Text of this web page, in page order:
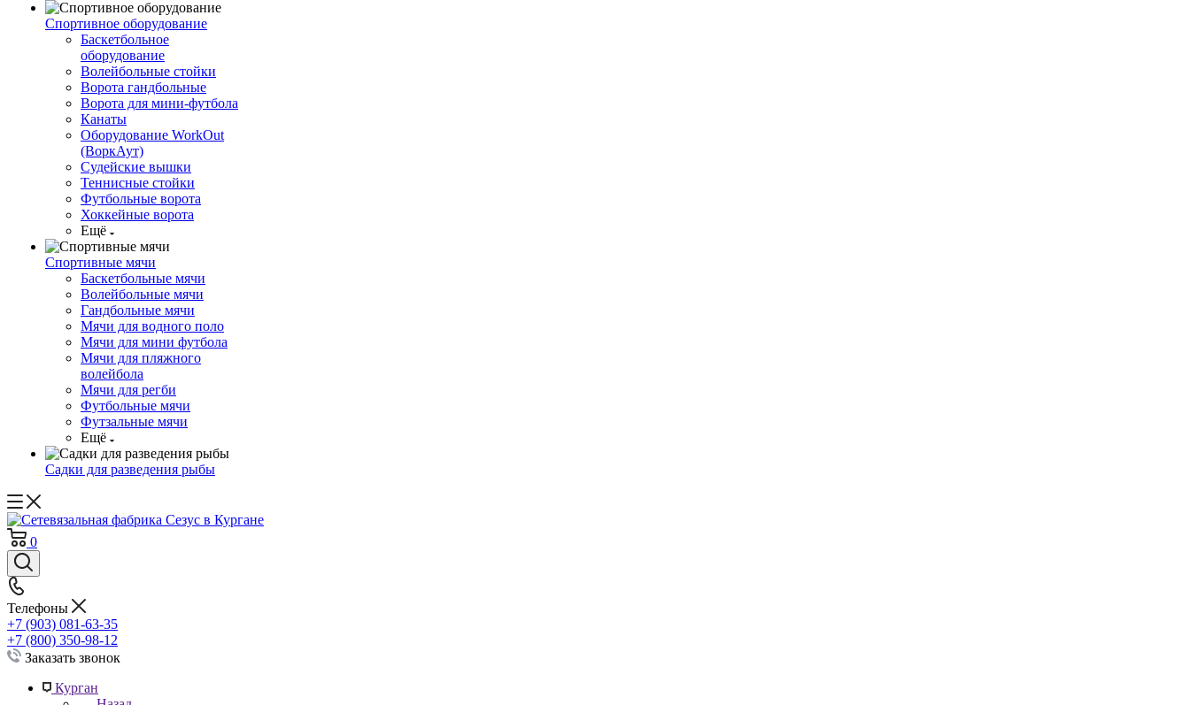
Спортивное оборудование
Баскетбольное
оборудование
Волейбольные стойки
Ворота гандбольные
Ворота для мини-футбола
Канаты
Оборудование WorkOut
(ВоркАут)
Судейские вышки
Теннисные стойки
Футбольные ворота
Хоккейные ворота
Ещё
Спортивные мячи
Баскетбольные мячи
Волейбольные мячи
Гандбольные мячи
Мячи для водного поло
Мячи для мини футбола
Мячи для пляжного
волейбола
Мячи для регби
Футбольные мячи
Футзальные мячи
Ещё
Садки для разведения рыбы
0
Телефоны
+7 (903) 081-63-35
+7 (800) 350-98-12
Заказать звонок
Курган